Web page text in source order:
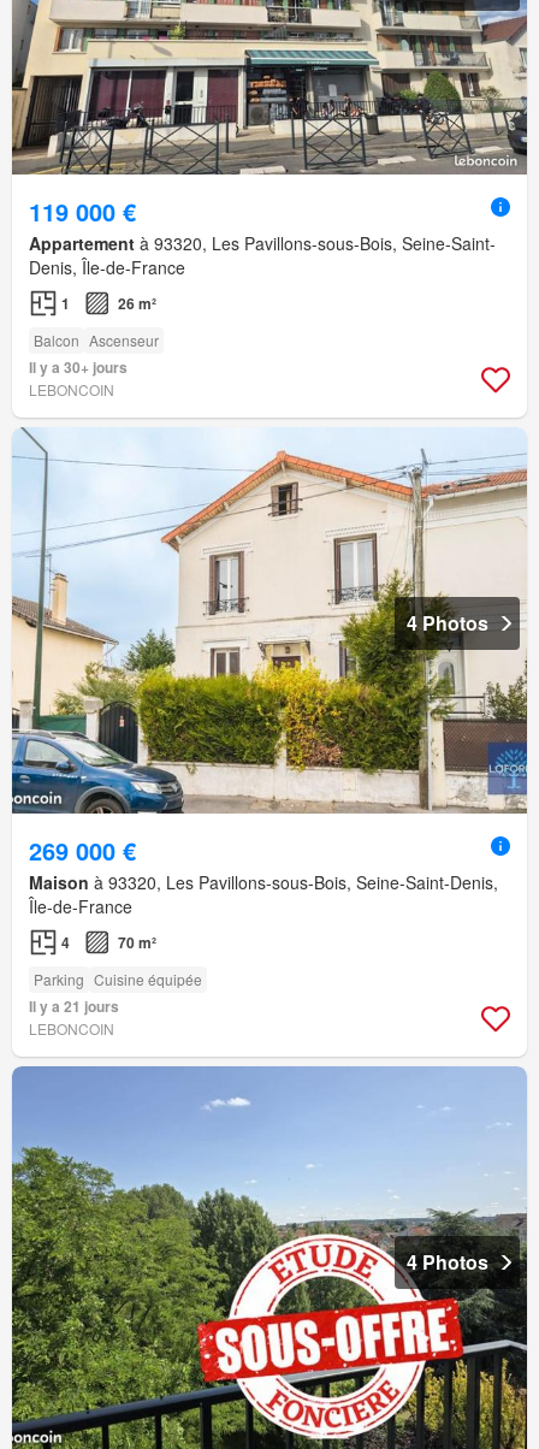
119 000 €
Appartement à 93320, Les Pavillons-sous-Bois, Seine-Saint-
Denis, Île-de-France
1 26 m²
Balcon Ascenseur
Il y a 30+ jours
LEBONCOIN
4 Photos
269 000 €
Maison à 93320, Les Pavillons-sous-Bois, Seine-Saint-Denis,
Île-de-France
4 70 m²
Parking Cuisine équipée
Il y a 21 jours
LEBONCOIN
4 Photos